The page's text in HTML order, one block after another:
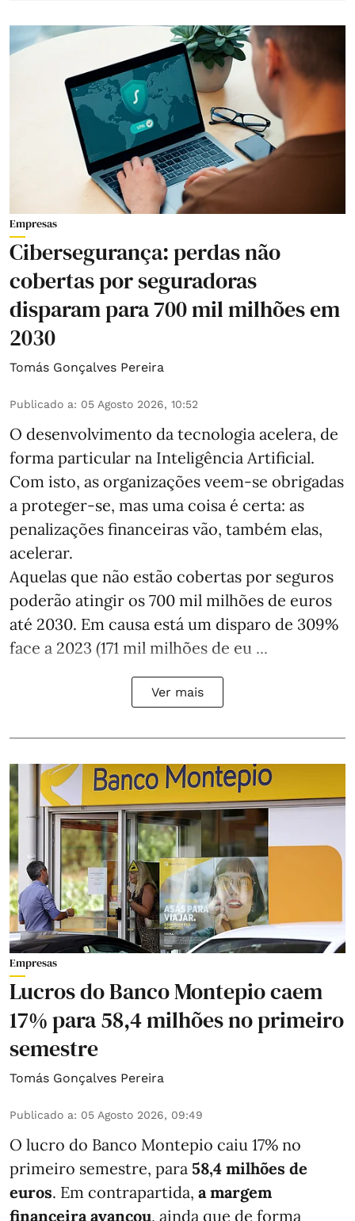
Empresas
Cibersegurança: perdas não
cobertas por seguradoras
disparam para 700 mil milhões em
2030
Tomás Gonçalves Pereira
Publicado a: 05 Agosto 2026, 10:52
O desenvolvimento da tecnologia acelera, de
forma particular na Inteligência Artificial.
Com isto, as organizações veem-se obrigadas
a proteger-se, mas uma coisa é certa: as
penalizações financeiras vão, também elas,
acelerar.
Aquelas que não estão cobertas por seguros
poderão atingir os 700 mil milhões de euros
até 2030. Em causa está um disparo de 309%
face a 2023 (171 mil milhões de eu ...
Ver mais
Empresas
Lucros do Banco Montepio caem
17% para 58,4 milhões no primeiro
semestre
Tomás Gonçalves Pereira
Publicado a: 05 Agosto 2026, 09:49
O lucro do Banco Montepio caiu 17% no
primeiro semestre, para 58,4 milhões de
euros. Em contrapartida, a margem
financeira avançou, ainda que de forma